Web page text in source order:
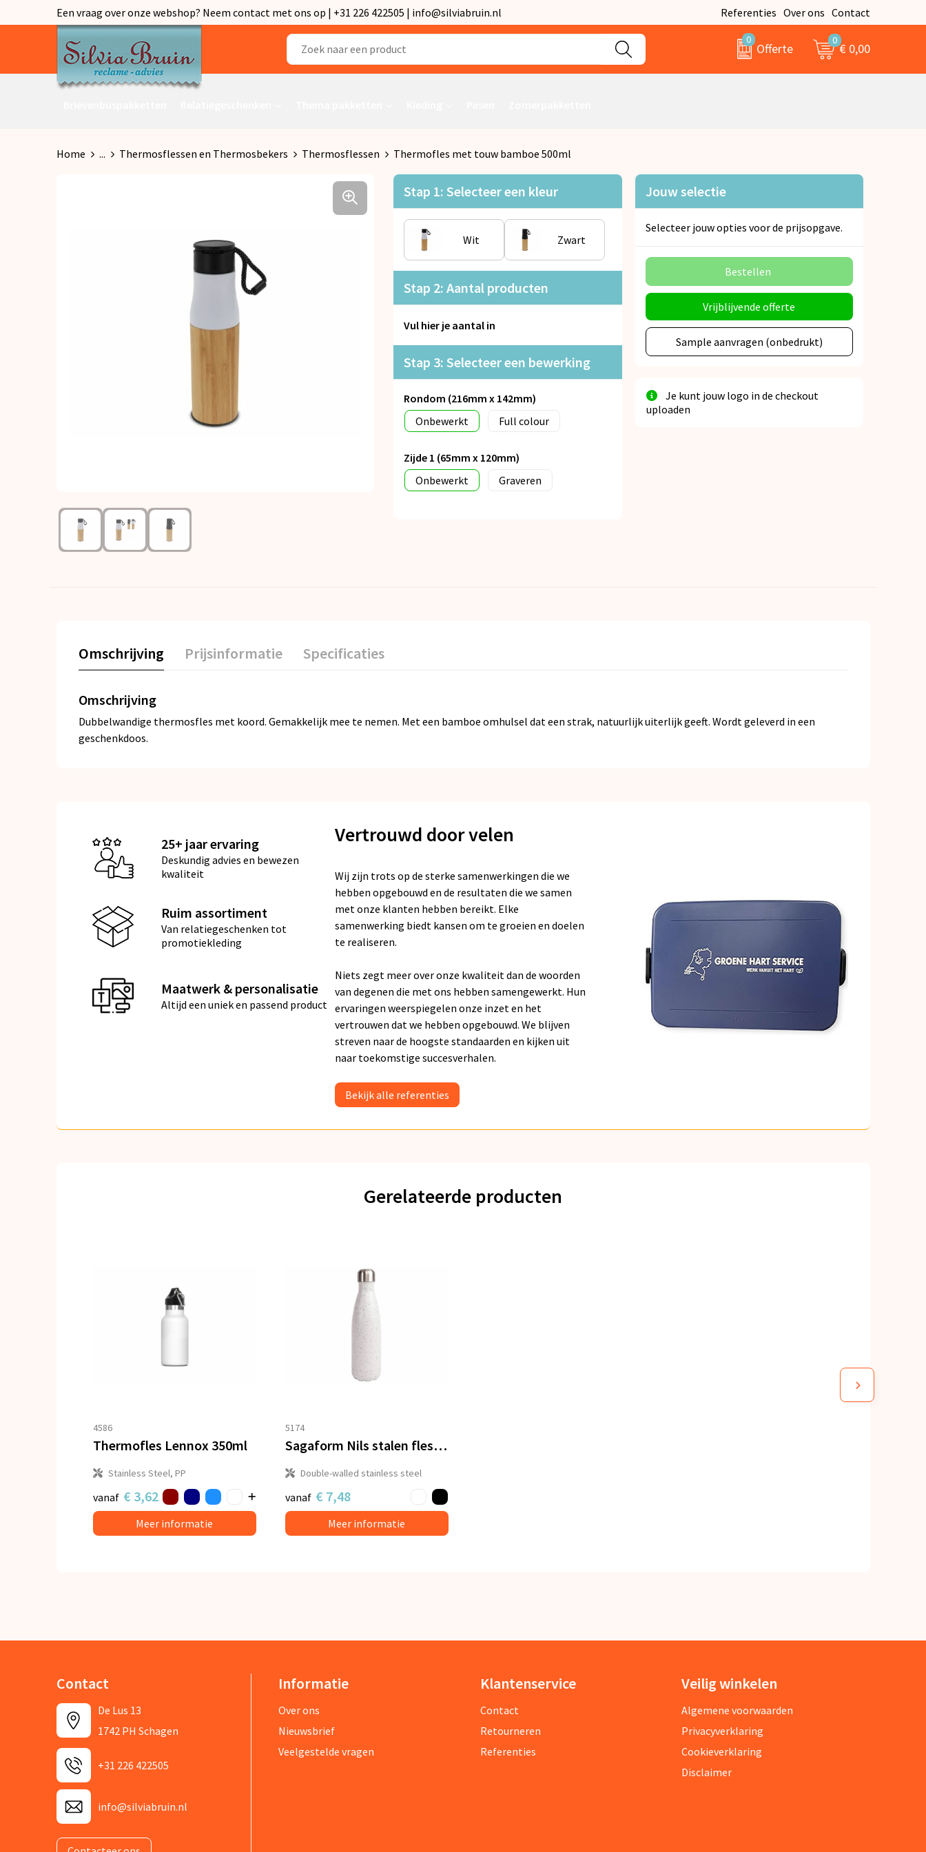
Een vraag over onze webshop? Neem contact met ons op | +31 226 422505 | info@silviabruin.nl Referenties Over ons Contact
0
Offerte
0
€ 0,00
Home ... Thermosflessen en Thermosbekers Thermosflessen Thermofles met touw bamboe 500ml
Stap 1: Selecteer een kleur
Wit Zwart
Stap 2: Aantal producten
Vul hier je aantal in
Stap 3: Selecteer een bewerking
Rondom (216mm x 142mm)
Onbewerkt
Full colour
Zijde 1 (65mm x 120mm)
Onbewerkt
Graveren
Jouw selectie
Selecteer jouw opties voor de prijsopgave.
Bestellen
Vrijblijvende offerte
Sample aanvragen (onbedrukt)
Je kunt jouw logo in de checkout
uploaden
Omschrijving Prijsinformatie Specificaties
Omschrijving
Dubbelwandige thermosfles met koord. Gemakkelijk mee te nemen. Met een bamboe omhulsel dat een strak, natuurlijk uiterlijk geeft. Wordt geleverd in een
geschenkdoos.
25+ jaar ervaring
Deskundig advies en bewezen
kwaliteit
Ruim assortiment
Van relatiegeschenken tot
promotiekleding
Maatwerk & personalisatie
Altijd een uniek en passend product
Vertrouwd door velen
Wij zijn trots op de sterke samenwerkingen die we
hebben opgebouwd en de resultaten die we samen
met onze klanten hebben bereikt. Elke
samenwerking biedt kansen om te groeien en doelen
te realiseren.
Niets zegt meer over onze kwaliteit dan de woorden
van degenen die met ons hebben samengewerkt. Hun
ervaringen weerspiegelen onze inzet en het
vertrouwen dat we hebben opgebouwd. We blijven
streven naar de hoogste standaarden en kijken uit
naar toekomstige succesverhalen.
Bekijk alle referenties
Gerelateerde producten
4586
Thermofles Lennox 350ml
Stainless Steel, PP
vanaf € 3,62
Meer informatie
5174
Sagaform Nils stalen fles Splash 500ml
Double-walled stainless steel
vanaf € 7,48
Meer informatie
Contact
De Lus 13
1742 PH Schagen
+31 226 422505
info@silviabruin.nl
Informatie
Over ons
Nieuwsbrief
Veelgestelde vragen
Klantenservice
Contact
Retourneren
Referenties
Veilig winkelen
Algemene voorwaarden
Privacyverklaring
Cookieverklaring
Disclaimer